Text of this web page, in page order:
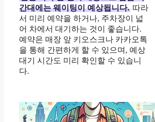
간대에는 웨이팅이 예상됩니다. 따라
서 미리 예약을 하거나, 주차장이 넓
어 차에서 대기하는 것이 좋습니다.
예약은 매장 앞 키오스크나 카카오톡
을 통해 간편하게 할 수 있으며, 예상
대기 시간도 미리 확인할 수 있습니
다.